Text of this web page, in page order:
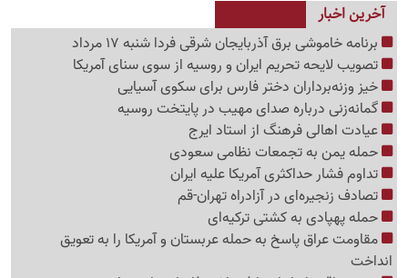
آخرین اخبار
برنامه خاموشی برق آذربایجان شرقی فردا شنبه 17 مرداد
تصویب لایحه تحریم ایران و روسیه از سوی سنای آمریکا
خیز وزنه‌برداران دختر فارس برای سکوی آسیایی
گمانه‌زنی درباره صدای مهیب در پایتخت روسیه
عیادت اهالی فرهنگ از استاد ایرج
حمله یمن به تجمعات نظامی سعودی
تداوم فشار حداکثری آمریکا علیه ایران
تصادف زنجیره‌ای در آزادراه تهران-قم
حمله پهپادی به کشتی ترکیه‌ای
مقاومت عراق پاسخ به حمله عربستان و آمریکا را به تعویق
انداخت